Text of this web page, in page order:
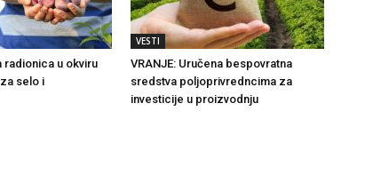
radionica u okviru
selo i
VESTI
VRANJE: Uručena bespovratna
sredstva poljoprivredncima za
investicije u proizvodnju